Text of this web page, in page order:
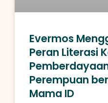
Evermos
Peran Literasi
Perempuan
Mama ID